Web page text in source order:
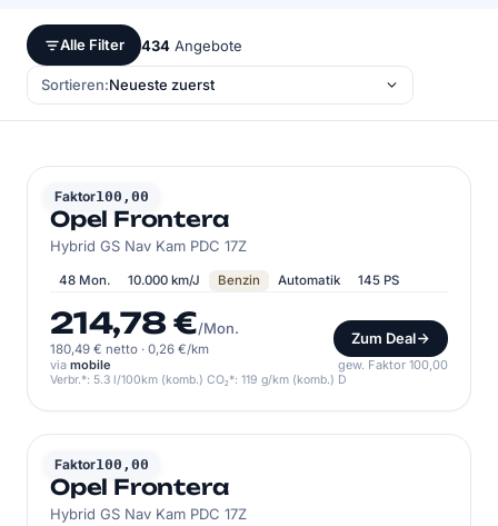
Alle Filter 434 Angebote
Sortieren:
Faktor100,00
OPEL
Opel Frontera
Hybrid GS Nav Kam PDC 17Z
48 Mon. 10.000 km/J Benzin Automatik 145 PS
214,78 €/Mon.
180,49 € netto · 0,26 €/km
Zum Deal
via mobile gew. Faktor 100,00
Verbr.*: 5.3 l/100km (komb.) CO₂*: 119 g/km (komb.) D
Faktor100,00
OPEL
Opel Frontera
Hybrid GS Nav Kam PDC 17Z